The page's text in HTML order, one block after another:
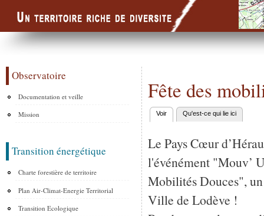
Observatoire
Documentation et veille
Mission
Transition énergétique
Charte forestière de territoire
Plan Air-Climat-Energie Territorial
Transition Ecologique
Fête des
Onglets principaux
Voir (onglet actif)
Qu'est-ce qui lie ici
Le Pays Cœur
l'événément "Mouv’
Mobilités Douces",
Ville de Lodève !